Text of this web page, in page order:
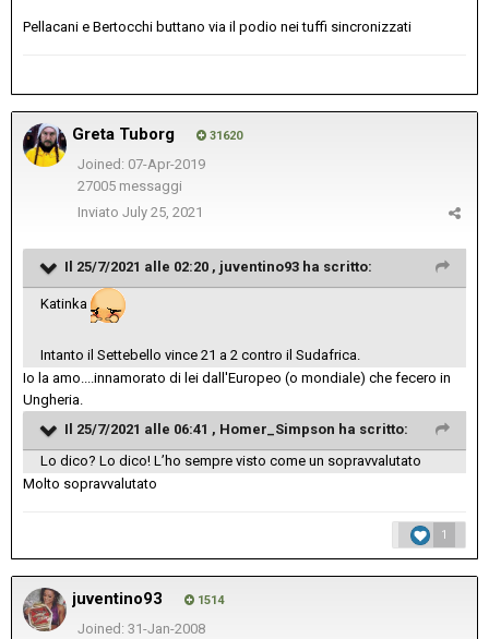
Pellacani e Bertocchi buttano via il podio nei tuffi sincronizzati
Greta Tuborg 31620
Joined: 07-Apr-2019
27005 messaggi
Inviato July 25, 2021
Il 25/7/2021 alle 02:20 , juventino93 ha scritto:
Katinka
Intanto il Settebello vince 21 a 2 contro il Sudafrica.
Io la amo....innamorato di lei dall'Europeo (o mondiale) che fecero in
Ungheria.
Il 25/7/2021 alle 06:41 , Homer_Simpson ha scritto:
Lo dico? Lo dico! L’ho sempre visto come un sopravvalutato
Molto sopravvalutato
1
juventino93 1514
Joined: 31-Jan-2008